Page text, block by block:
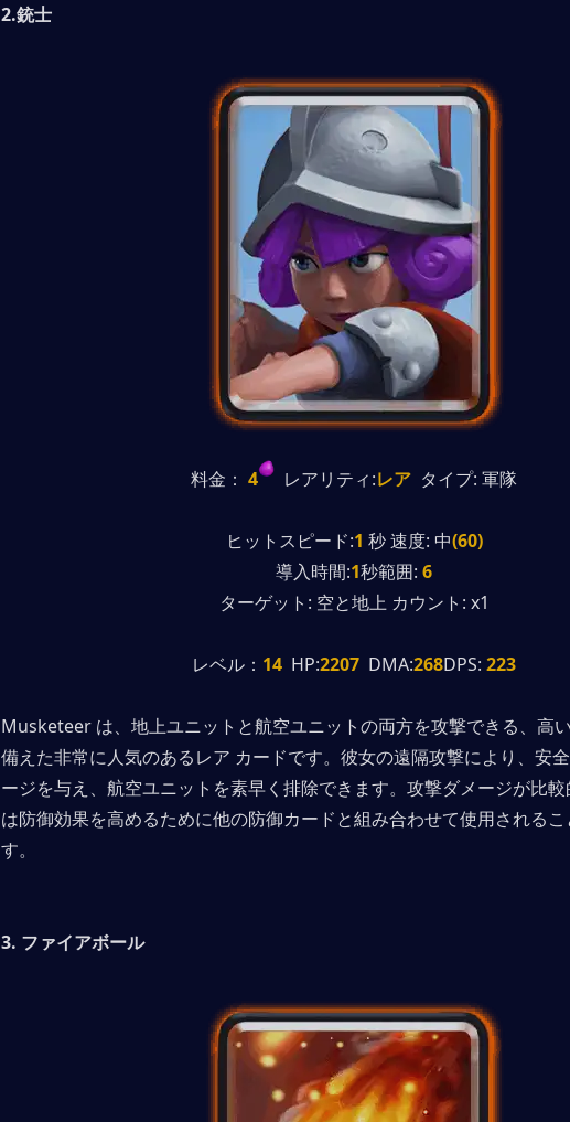
2.銃士
料金： 4 レアリティ:レア タイプ: 軍隊
ヒットスピード:1 秒 速度: 中(60)
導入時間:1秒範囲: 6
ターゲット: 空と地上 カウント: x1
レベル： 14 HP:2207 DMA:268DPS: 223
Musketeer は、地上ユニットと航空ユニットの両方を攻撃できる、高
備えた非常に人気のあるレア カードです。彼女の遠隔攻撃により、安
ージを与え、航空ユニットを素早く排除できます。攻撃ダメージが比
は防御効果を高めるために他の防御カードと組み合わせて使用​​されるこ
す。
3. ファイアボール